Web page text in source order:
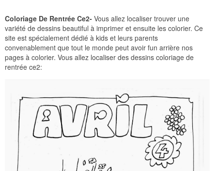
Coloriage De Rentrée Ce2- Vous allez localiser trouver une
variété de dessins beautiful à imprimer et ensuite les colorier. Ce
site est spécialement dédié à kids et leurs parents
convenablement que tout le monde peut avoir fun arrière nos
pages à colorier. Vous allez localiser des dessins coloriage de
rentrée ce2: